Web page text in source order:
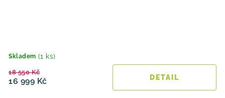
Skladem (1 ks)
16 999 Kč
18 550 Kč